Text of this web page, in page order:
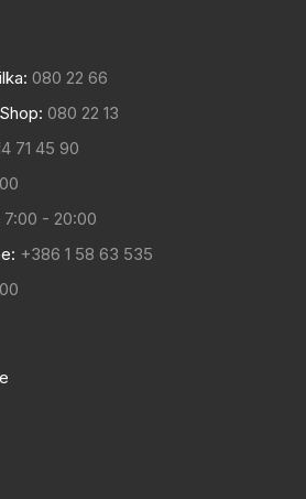
080 22 66
080 22 13
71 45 90
7:00 - 20:00
+386 1 58 63 535